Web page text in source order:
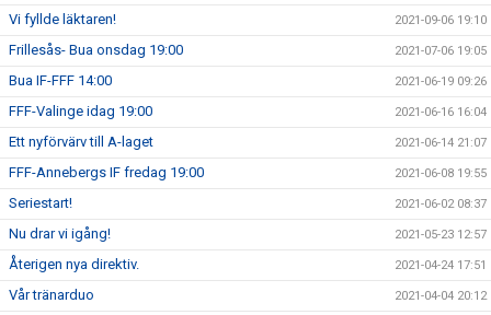
Vi fyllde läktaren! 2021-09-06 19:10
Frillesås- Bua onsdag 19:00 2021-07-06 19:05
Bua IF-FFF 14:00 2021-06-19 09:26
FFF-Valinge idag 19:00 2021-06-16 16:04
Ett nyförvärv till A-laget 2021-06-14 21:07
FFF-Annebergs IF fredag 19:00 2021-06-08 19:55
Seriestart! 2021-06-02 08:37
Nu drar vi igång! 2021-05-23 12:57
Återigen nya direktiv. 2021-04-24 17:51
Vår tränarduo 2021-04-04 20:12